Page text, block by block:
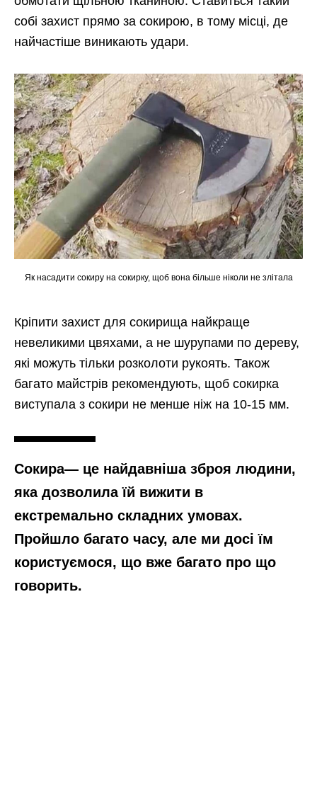
собі захист прямо за сокирою, в тому місці, де
найчастіше виникають удари.
Як насадити сокиру на сокирку, щоб вона більше ніколи не злітала
Кріпити захист для сокирища найкраще
невеликими цвяхами, а не шурупами по дереву,
які можуть тільки розколоти рукоять. Також
багато майстрів рекомендують, щоб сокирка
виступала з сокири не менше ніж на 10-15 мм.
Сокира— це найдавніша зброя людини,
яка дозволила їй вижити в
екстремально складних умовах.
Пройшло багато часу, але ми досі їм
користуємося, що вже багато про що
говорить.